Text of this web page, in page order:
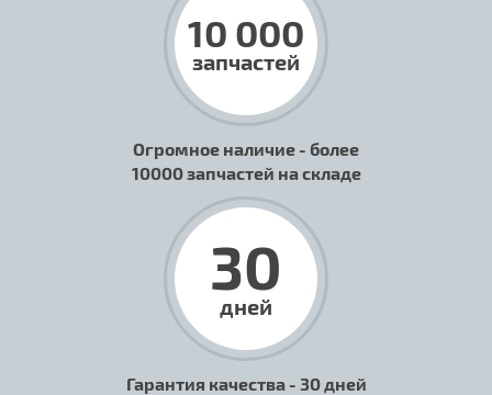
10 000
запчастей
Огромное наличие - более
10000 запчастей на складе
30
дней
Гарантия качества - 30 дней